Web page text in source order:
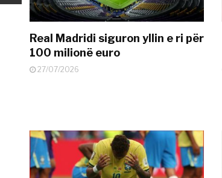
Real Madridi siguron yllin e ri për
100 milionë euro
27/07/2026